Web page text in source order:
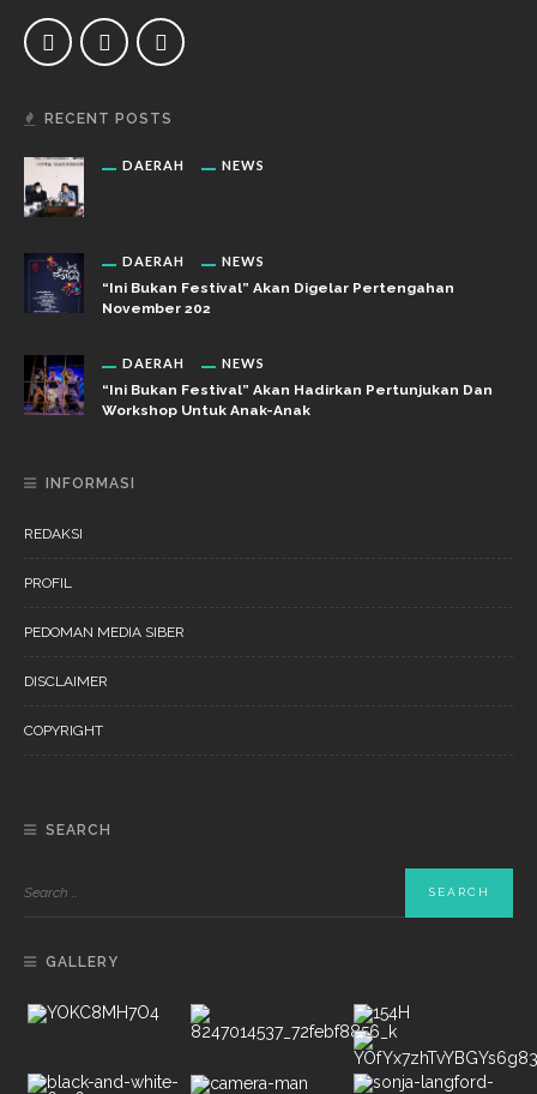
RECENT POSTS
DAERAH NEWS
DAERAH NEWS
“Ini Bukan Festival” Akan Digelar Pertengahan
November 202
DAERAH NEWS
“Ini Bukan Festival” Akan Hadirkan Pertunjukan Dan
Workshop Untuk Anak-Anak
INFORMASI
REDAKSI
PROFIL
PEDOMAN MEDIA SIBER
DISCLAIMER
COPYRIGHT
SEARCH
GALLERY